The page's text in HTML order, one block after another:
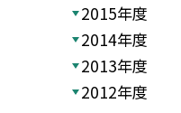
2015年度
2014年度
2013年度
2012年度